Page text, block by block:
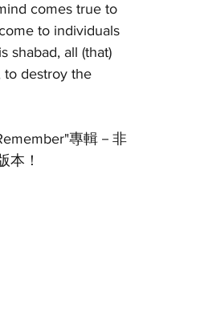
comes true to
to individuals
shabad, all (that)
to destroy the
專輯－非
本！